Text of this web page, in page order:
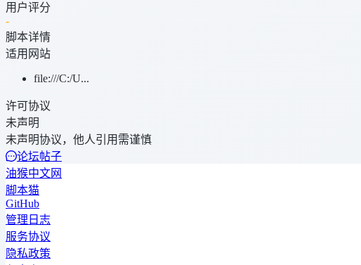
用户评分
-
脚本详情
适用网站
file:///C:/U...
许可协议
未声明
未声明协议，他人引用需谨慎
论坛帖子
油猴中文网
脚本猫
GitHub
管理日志
服务协议
隐私政策